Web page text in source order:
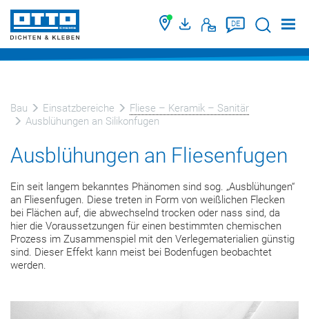
DE Suche
Bau Einsatzbereiche
Fliese – Keramik – Sanitär
Ausblühungen an Silikonfugen
Ausblühungen an Fliesenfugen
Ein seit langem bekanntes Phänomen sind sog. „Ausblühungen“
an Fliesenfugen. Diese treten in Form von weißlichen Flecken
bei Flächen auf, die abwechselnd trocken oder nass sind, da
hier die Voraussetzungen für einen bestimmten chemischen
Prozess im Zusammenspiel mit den Verlegematerialien günstig
sind. Dieser Effekt kann meist bei Bodenfugen beobachtet
werden.